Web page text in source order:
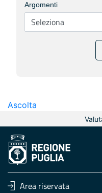
Argomenti
Ascolta
Area riservata